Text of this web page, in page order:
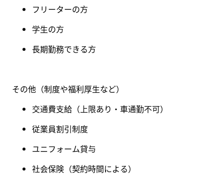
フリーターの方
学生の方
長期勤務できる方
その他（制度や福利厚生など）
交通費支給（上限あり・車通勤不可）
従業員割引制度
ユニフォーム貸与
社会保険（契約時間による）